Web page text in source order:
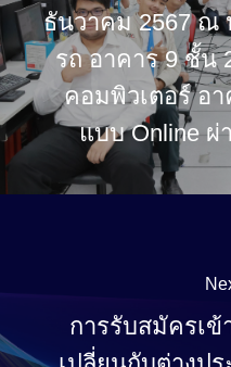
ธันวาคม 2567 ณ
รถ อาคาร 9 ชั้น
คอมพิวเตอร์ อ
แบบ Online ผ่
การรับสมัครเข้